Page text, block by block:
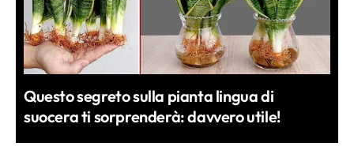
Questo segreto sulla pianta lingua di
suocera ti sorprenderà: davvero utile!